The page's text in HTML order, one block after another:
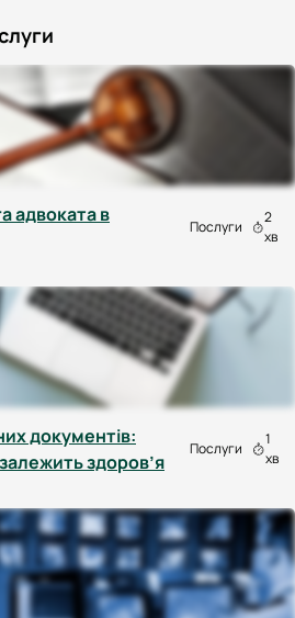
адвоката в
Послуги
2
хв
документів:
залежить здоров’я
Послуги
1
хв